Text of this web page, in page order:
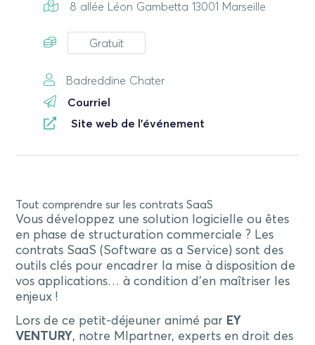
8 allée Léon Gambetta 13001 Marseille
Gratuit
Badreddine Chater
Courriel
Site web de l'événement
Tout comprendre sur les contrats SaaS
Vous développez une solution logicielle ou êtes
en phase de structuration commerciale ? Les
contrats SaaS (Software as a Service) sont des
outils clés pour encadrer la mise à disposition de
vos applications… à condition d’en maîtriser les
enjeux !
Lors de ce petit-déjeuner animé par EY
VENTURY, notre MIpartner, experts en droit des